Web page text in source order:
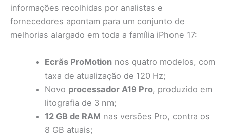
informações recolhidas por analistas e
fornecedores apontam para um conjunto de
melhorias alargado em toda a família iPhone 17:
Ecrãs ProMotion nos quatro modelos, com
taxa de atualização de 120 Hz;
Novo processador A19 Pro, produzido em
litografia de 3 nm;
12 GB de RAM nas versões Pro, contra os
8 GB atuais;